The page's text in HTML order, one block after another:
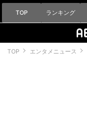
TOP ランキング
TOP エンタメニュース